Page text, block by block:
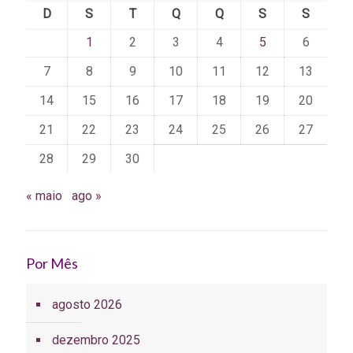
D S T Q Q S
S
1
2 3 4 5
6
7
8 9 10 11 12
13
14
15 16 17 18 19
20
21
22 23 24 25 26
27
28
29 30
« maio ago »
Por Mês
agosto 2026
dezembro 2025